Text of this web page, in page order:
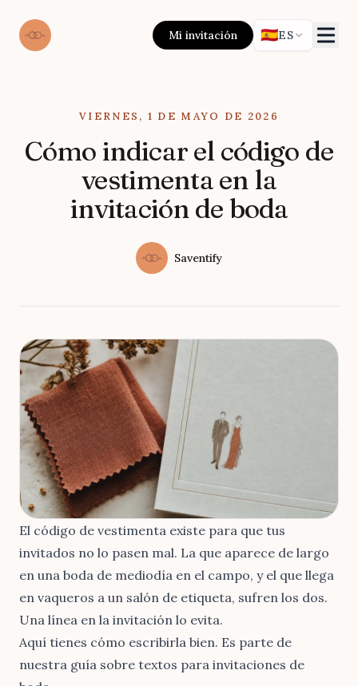
Mi invitación 🇪🇸ES
Published onVIERNES, 1 DE MAYO DE 2026
Cómo indicar el código de
vestimenta en la
invitación de boda
Name
Saventify
El código de vestimenta existe para que tus
invitados no lo pasen mal. La que aparece de largo
en una boda de mediodía en el campo, y el que llega
en vaqueros a un salón de etiqueta, sufren los dos.
Una línea en la invitación lo evita.
Aquí tienes cómo escribirla bien. Es parte de
nuestra guía sobre textos para invitaciones de